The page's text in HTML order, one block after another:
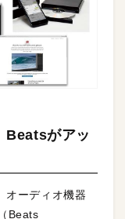
Beatsがアッ
オーディオ機器
Beats